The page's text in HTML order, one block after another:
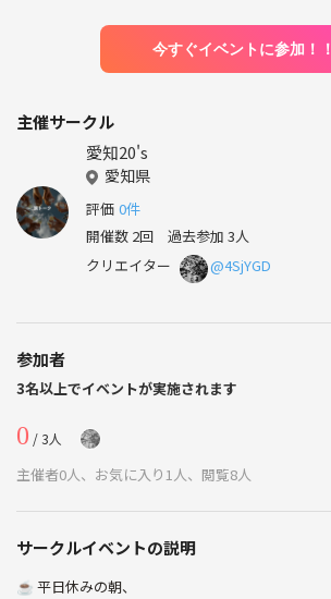
今すぐイベントに参加！！
主催サークル
愛知20's
愛知県
評価 0件
開催数 2回 過去参加 3人
クリエイター
@4SjYGD
参加者
3名以上でイベントが実施されます
0 / 3人
主催者0人、お気に入り1人、閲覧8人
サークルイベントの説明
☕️ 平日休みの朝、